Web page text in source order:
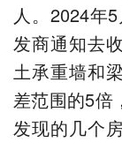
人。2024年
发商通知去
土承重墙和
差范围的5倍
发现的几个